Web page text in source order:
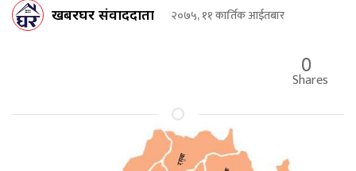
खबरघर संवाददाता २०७५, ११ कार्तिक आईतबार
0
Shares